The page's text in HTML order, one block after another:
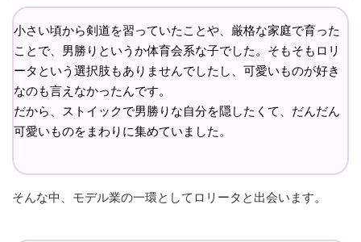
小さい頃から剣道を習っていたことや、厳格な家庭で育った
ことで、男勝りというか体育会系な子でした。そもそもロリ
ータという選択肢もありませんでしたし、可愛いものが好き
なのも言えなかったんです。
だから、ストイックで男勝りな自分を隠したくて、だんだん
可愛いものをまわりに集めていました。
そんな中、モデル業の一環としてロリータと出会います。